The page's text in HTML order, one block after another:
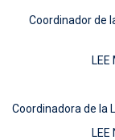
Coordinador de
Coordinadora de la